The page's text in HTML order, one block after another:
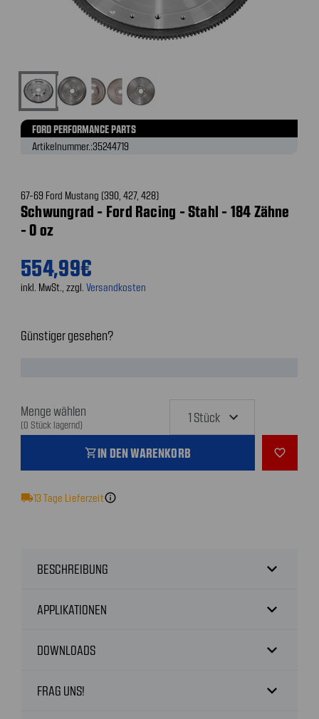
FORD PERFORMANCE PARTS
Artikelnummer.:35244719
67-69 Ford Mustang (390, 427, 428)
Schwungrad - Ford Racing - Stahl - 184 Zähne
- 0 oz
554,99€
inkl. MwSt., zzgl. Versandkosten
Günstiger gesehen?
Menge wählen
(0 Stück lagernd)
shopping_cartIN DEN WARENKORB favorite_outline
local_shipping13 Tage Lieferzeitinfo
BESCHREIBUNG expand_more
APPLIKATIONEN expand_more
DOWNLOADS expand_more
FRAG UNS! expand_more